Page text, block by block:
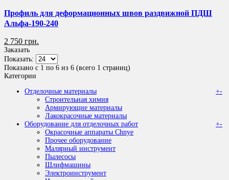
Профиль для деформационных швов раздвижной ПДШ
Альфа-190-240
2 750 грн.
Заказать
Показать:
Показано с 1 по 6 из 6 (всего 1 страниц)
Категории
Отделочные материалы
+-
Строительная химия
Армирующие материалы
Лакокрасочные материалы
Оборудование для отделочных работ
+-
Окрасочные аппараты Chnye
Прочее оборудование
Малярный инструмент
Пылесосы
Шлифмашины
Электроинструмент